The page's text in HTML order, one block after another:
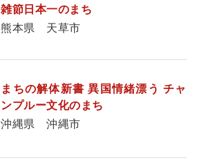
雑節日本一のまち
熊本県 天草市
まちの解体新書 異国情緒漂う チャ
ンプルー文化のまち
沖縄県 沖縄市